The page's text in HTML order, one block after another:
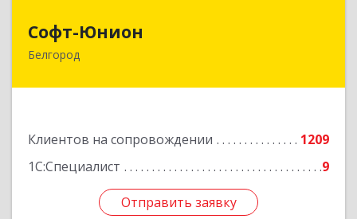
Софт-Юнион
Белгород
Клиентов на сопровождении
1209
1С:Специалист
9
Отправить заявку
308014, Белгородская обл, Белгород г, Садовая
Отправить заявку